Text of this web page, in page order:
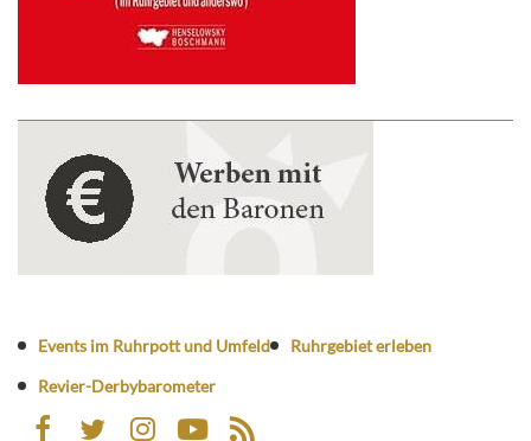
Events im Ruhrpott und Umfeld
Ruhrgebiet erleben
Revier-Derbybarometer